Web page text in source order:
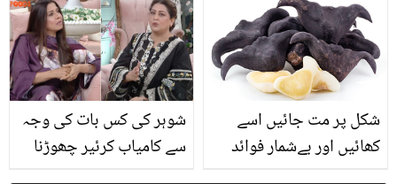
بہترین گھریلو فیس ماسک
کون سے ہیں؟ بنانے کا
طریقہ جان لیں
دور رکھ سکتا ہے تاکہ آپ
بھی رہ سکیں معدے کی
تکلیفوں سے دور
شوہر کی کس بات کی وجہ
سے کامیاب کرئیر چھوڑنا
شکل پر مت جائیں اسے
کھائیں اور بےشمار فوائد